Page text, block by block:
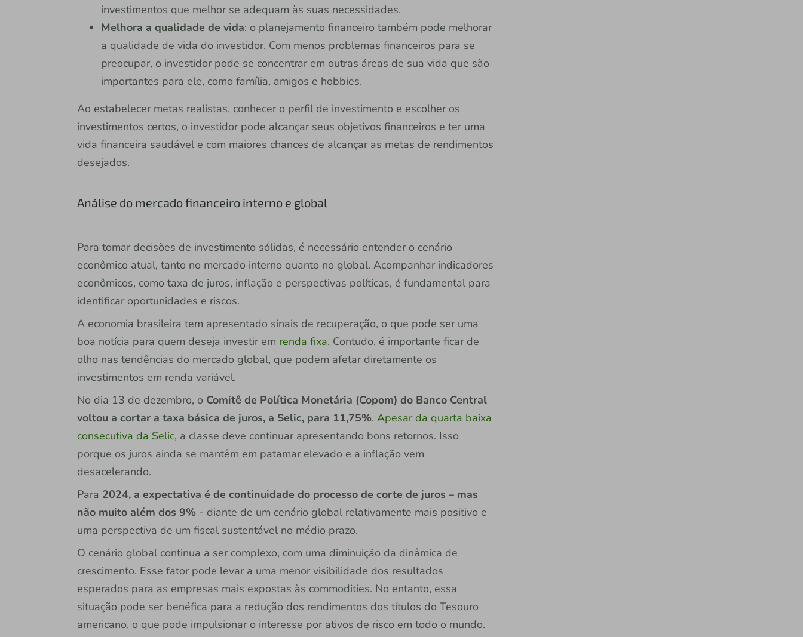
investimentos que melhor se adequam às suas necessidades.
Melhora a qualidade de vida: o planejamento financeiro também pode melhorar
a qualidade de vida do investidor. Com menos problemas financeiros para se
preocupar, o investidor pode se concentrar em outras áreas de sua vida que são
importantes para ele, como família, amigos e hobbies.
Ao estabelecer metas realistas, conhecer o perfil de investimento e escolher os
investimentos certos, o investidor pode alcançar seus objetivos financeiros e ter uma
vida financeira saudável e com maiores chances de alcançar as metas de rendimentos
desejados.
Análise do mercado financeiro interno e global
Para tomar decisões de investimento sólidas, é necessário entender o cenário
econômico atual, tanto no mercado interno quanto no global. Acompanhar indicadores
econômicos, como taxa de juros, inflação e perspectivas políticas, é fundamental para
identificar oportunidades e riscos.
A economia brasileira tem apresentado sinais de recuperação, o que pode ser uma
boa notícia para quem deseja investir em renda fixa. Contudo, é importante ficar de
olho nas tendências do mercado global, que podem afetar diretamente os
investimentos em renda variável.
No dia 13 de dezembro, o Comitê de Política Monetária (Copom) do Banco Central
voltou a cortar a taxa básica de juros, a Selic, para 11,75%. Apesar da quarta baixa
consecutiva da Selic, a classe deve continuar apresentando bons retornos. Isso
porque os juros ainda se mantêm em patamar elevado e a inflação vem
desacelerando.
Para 2024, a expectativa é de continuidade do processo de corte de juros – mas
não muito além dos 9%- diante de um cenário global relativamente mais positivo e
uma perspectiva de um fiscal sustentável no médio prazo.
O cenário global continua a ser complexo, com uma diminuição da dinâmica de
crescimento. Esse fator pode levar a uma menor visibilidade dos resultados
esperados para as empresas mais expostas às commodities. No entanto, essa
situação pode ser benéfica para a redução dos rendimentos dos títulos do Tesouro
americano, o que pode impulsionar o interesse por ativos de risco em todo o mundo.